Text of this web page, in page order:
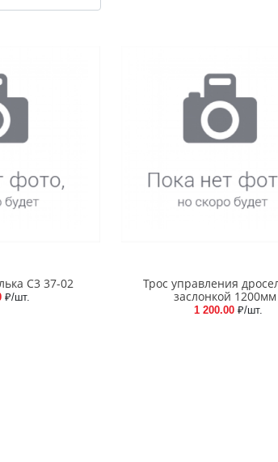
C3 37-02
₽/шт.
Трос управления
заслонкой 1200мм
1 200.00 ₽/шт.